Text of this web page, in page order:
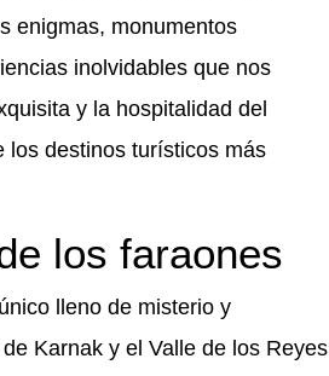
enigmas, monumentos
inolvidables que nos
y la hospitalidad del
los destinos turísticos más
los faraones
lleno de misterio y
Karnak y el Valle de los Reyes